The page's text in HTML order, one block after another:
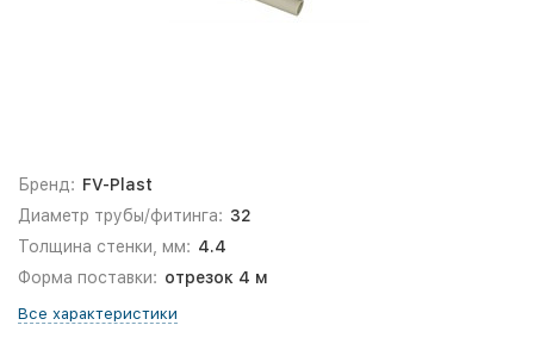
Бренд: FV-Plast
Диаметр трубы/фитинга: 32
Толщина стенки, мм: 4.4
Форма поставки: отрезок 4 м
Все характеристики